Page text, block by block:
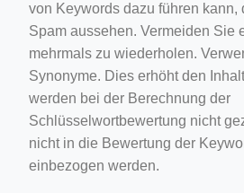
von Keywords dazu führen kann,
Spam aussehen. Vermeiden Sie
mehrmals zu wiederholen.
Synonyme. Dies erhöht den
werden bei der Berechnung der
Schlüsselwortbewertung nicht
nicht in die Bewertung der
einbezogen werden.